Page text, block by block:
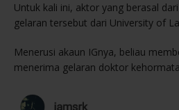
Untuk kali ini, aktor yang berasal
gelaran tersebut dari University of
Menerusi akaun IGnya, beliau
menerima gelaran doktor